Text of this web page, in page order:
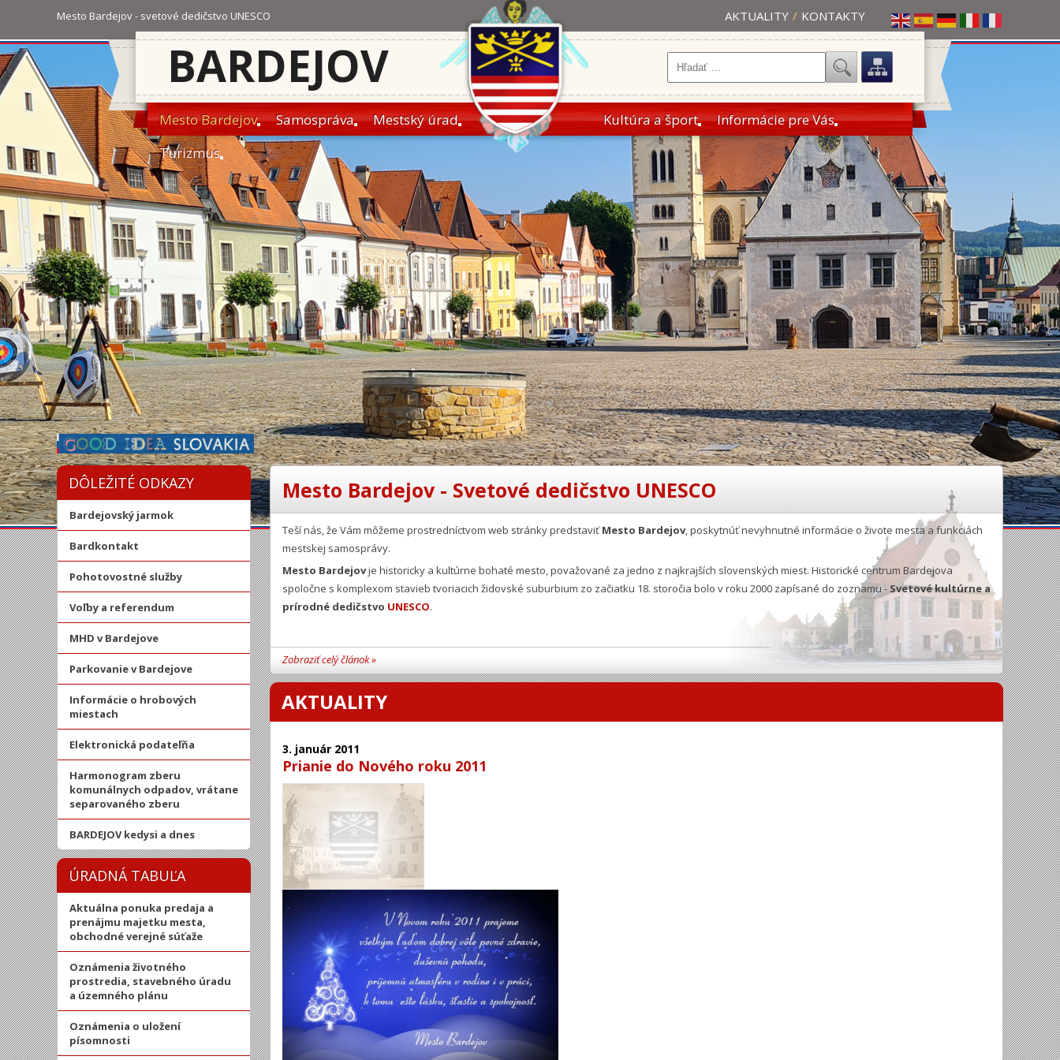
Mesto Bardejov - svetové dedičstvo UNESCO AKTUALITY / KONTAKTY
BARDEJOV
Mesto Bardejov Samospráva Mestský úrad Kultúra a šport
Informácie pre Vás
Turizmus
DÔLEŽITÉ ODKAZY
Bardejovský jarmok
Bardkontakt
Pohotovostné služby
Voľby a referendum
MHD v Bardejove
Parkovanie v Bardejove
Informácie o hrobových
miestach
Elektronická podateľňa
Harmonogram zberu
komunálnych odpadov, vrátane
separovaného zberu
BARDEJOV kedysi a dnes
ÚRADNÁ TABUĽA
Aktuálna ponuka predaja a
prenájmu majetku mesta,
obchodné verejné súťaže
Oznámenia životného
prostredia, stavebného úradu
a územného plánu
Oznámenia o uložení
písomnosti
Mesto Bardejov - Svetové dedičstvo UNESCO
Teší nás, že Vám môžeme prostredníctvom web stránky predstaviťMesto Bardejov, poskytnúť nevyhnutné informácie o živote mesta a funkciách
mestskej samosprávy.
Mesto Bardejovje historicky a kultúrne bohaté mesto, považované za jedno z najkrajších slovenských miest. Historické centrum Bardejova
spoločne s komplexom stavieb tvoriacich židovské suburbium zo začiatku 18. storočia bolo v roku 2000 zapísané do zoznamu -Svetové kultúrne a
prírodné dedičstvo UNESCO.
Zobraziť celý článok »
AKTUALITY
3. január 2011
Prianie do Nového roku 2011